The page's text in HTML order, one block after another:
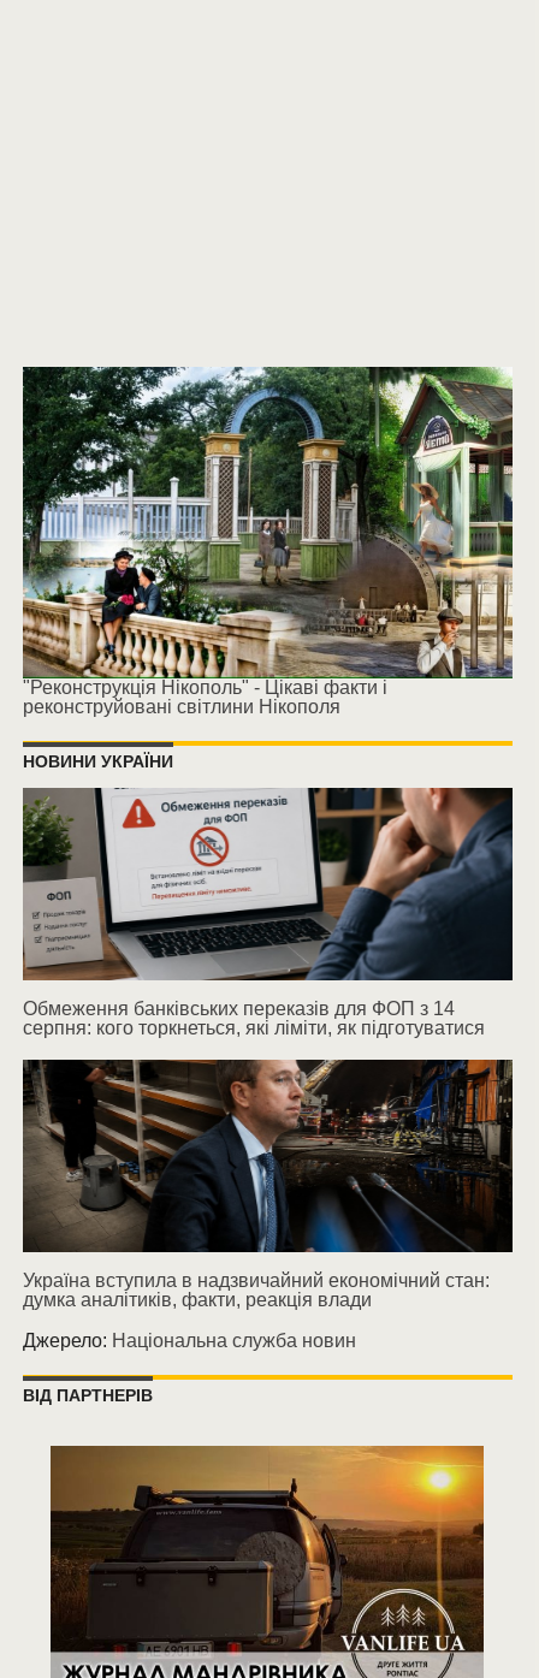
"Реконструкція Нікополь" - Цікаві факти і
реконструйовані світлини Нікополя
НОВИНИ УКРАЇНИ
Обмеження банківських переказів для ФОП з 14
серпня: кого торкнеться, які ліміти, як підготуватися
Україна вступила в надзвичайний економічний стан:
думка аналітиків, факти, реакція влади
Джерело: Національна служба новин
ВІД ПАРТНЕРІВ